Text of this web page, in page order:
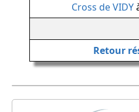
Cross de VIDY
Retour